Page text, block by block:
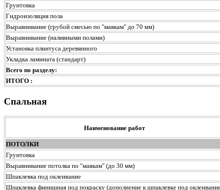
Грунтовка
Гидроизоляция пола
Выравнивание (грубой смесью по "маякам" до 70 мм)
Выравнивание (наливными полами)
Установка плинтуса деревянного
Укладка ламината (стандарт)
Всего по разделу:
ИТОГО :
Спальная
Наименование работ
ПОТОЛКИ
Грунтовка
Выравнивание потолка по "маякам" (до 30 мм)
Шпаклевка под оклеивание
Шпаклевка финишная под покраску (дополнение к шпаклевке под